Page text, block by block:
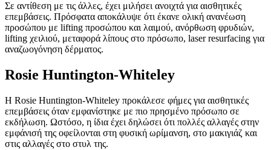
Σε αντίθεση με τις άλλες, έχει μιλήσει ανοιχτά για αισθητικές
επεμβάσεις. Πρόσφατα αποκάλυψε ότι έκανε ολική ανανέωση
προσώπου με lifting προσώπου και λαιμού, ανόρθωση φρυδιών,
lifting χειλιού, μεταφορά λίπους στο πρόσωπο, laser resurfacing για
αναζωογόνηση δέρματος.
Rosie Huntington-Whiteley
Η Rosie Huntington-Whiteley προκάλεσε φήμες για αισθητικές
επεμβάσεις όταν εμφανίστηκε με πιο πρησμένο πρόσωπο σε
εκδήλωση. Ωστόσο, η ίδια έχει δηλώσει ότι πολλές αλλαγές στην
εμφάνισή της οφείλονται στη φυσική ωρίμανση, στο μακιγιάζ και
στις αλλαγές στο στυλ της.